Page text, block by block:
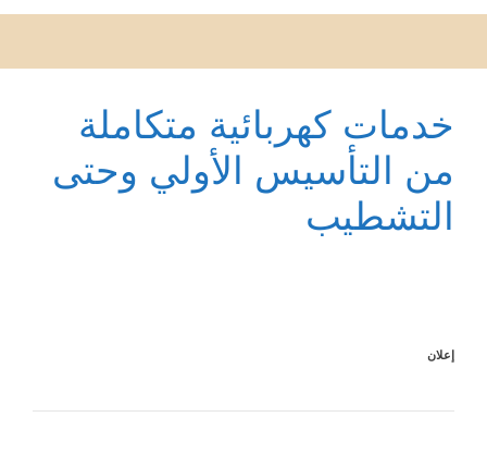
خدمات كهربائية متكاملة
من التأسيس الأولي وحتى
التشطيب
إعلان